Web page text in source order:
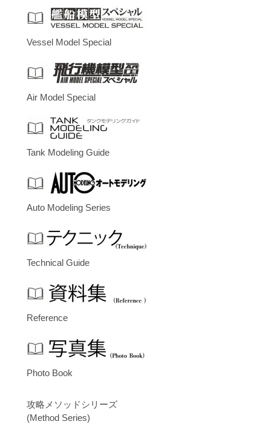
Vessel Model Special
Air Model Special
Tank Modeling Guide
Auto Modeling Series
Technical Guide
Reference
Photo Book
攻略メソッドシリーズ
(Method Series)